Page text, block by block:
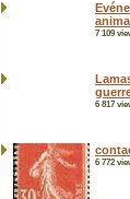
7 109
6 817
6 772